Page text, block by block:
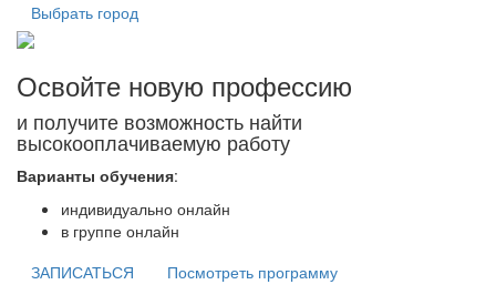
Выбрать город
Освойте новую профессию
и получите возможность найти
высокооплачиваемую работу
Варианты обучения:
индивидуально онлайн
в группе онлайн
ЗАПИСАТЬСЯ
Посмотреть программу